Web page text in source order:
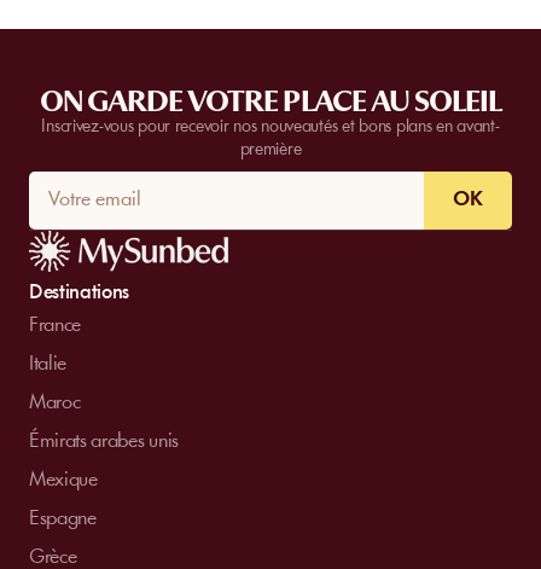
ON GARDE VOTRE PLACE AU SOLEIL
Inscrivez-vous pour recevoir nos nouveautés et bons plans en avant-
première
OK
Destinations
France
Italie
Maroc
Émirats arabes unis
Mexique
Espagne
Grèce